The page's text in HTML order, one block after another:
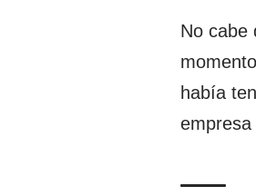
No cabe
había
empresa